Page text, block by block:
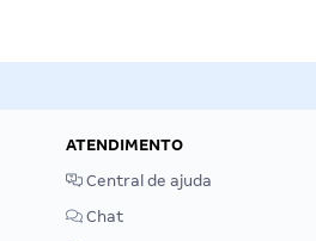
ATENDIMENTO
Central de ajuda
Chat